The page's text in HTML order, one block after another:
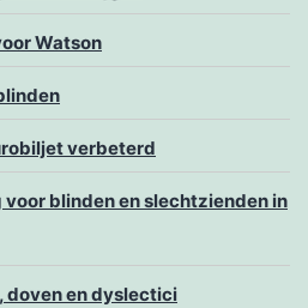
Watson
verbeterd
blinden en slechtzienden in
doven en dyslectici